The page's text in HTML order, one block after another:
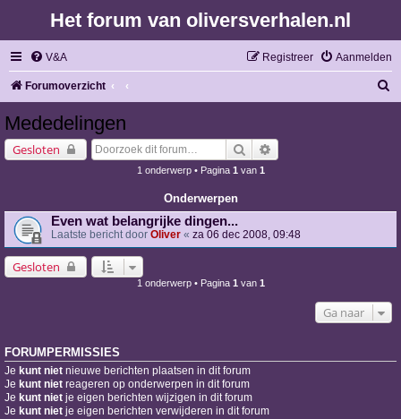
Het forum van oliversverhalen.nl
V&A Aanmelden
Registreer
Forumoverzicht
Mededelingen
Gesloten Zoek
1 onderwerp • Pagina 1 van 1
Onderwerpen
Even wat belangrijke dingen...
Laatste bericht door Oliver « za 06 dec 2008, 09:48
Gesloten
1 onderwerp • Pagina 1 van 1
Ga naar
FORUMPERMISSIES
Je kunt niet nieuwe berichten plaatsen in dit forum
Je kunt niet reageren op onderwerpen in dit forum
Je kunt niet je eigen berichten wijzigen in dit forum
Je kunt niet je eigen berichten verwijderen in dit forum